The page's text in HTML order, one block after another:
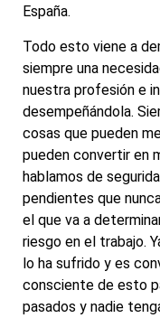
España.
Todo esto viene a
siempre una
nuestra profesión e
desempeñándola.
cosas que pueden
pueden convertir en
hablamos de
pendientes que
el que va a
riesgo en el trabajo.
lo ha sufrido y es
consciente de esto
pasados y nadie